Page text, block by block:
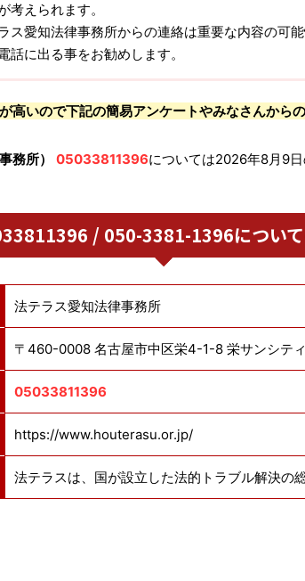
考えられます。
ス愛知法律事務所からの連絡は重要な内容の可
話に出る事をお勧めします。
高いので下記の簡易アンケートやみなさんから
務所）
05033811396については2026年8月9
/ 050-3381-1396につい
法テラス愛知法律事務所
〒460-0008 名古屋市中区栄4-1-8 栄サンシテ
05033811396
https://www.houterasu.or.jp/
法テラスは、国が設立した法的トラブル解決の